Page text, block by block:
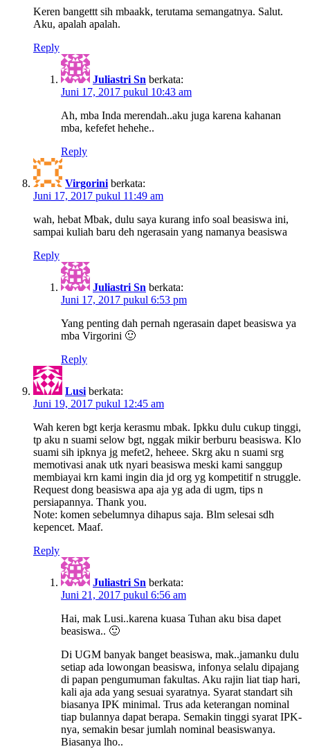
Keren bangettt sih mbaakk, terutama semangatnya. Salut.
Aku, apalah apalah.
Reply
Juliastri Sn berkata:
Juni 17, 2017 pukul 10:43 am
Ah, mba Inda merendah..aku juga karena kahanan
mba, kefefet hehehe..
Reply
Virgorini berkata:
Juni 17, 2017 pukul 11:49 am
wah, hebat Mbak, dulu saya kurang info soal beasiswa ini,
sampai kuliah baru deh ngerasain yang namanya beasiswa
Reply
Juliastri Sn berkata:
Juni 17, 2017 pukul 6:53 pm
Yang penting dah pernah ngerasain dapet beasiswa ya
mba Virgorini 🙂
Reply
Lusi berkata:
Juni 19, 2017 pukul 12:45 am
Wah keren bgt kerja kerasmu mbak. Ipkku dulu cukup tinggi,
tp aku n suami selow bgt, nggak mikir berburu beasiswa. Klo
suami sih ipknya jg mefet2, heheee. Skrg aku n suami srg
memotivasi anak utk nyari beasiswa meski kami sanggup
membiayai krn kami ingin dia jd org yg kompetitif n struggle.
Request dong beasiswa apa aja yg ada di ugm, tips n
persiapannya. Thank you.
Note: komen sebelumnya dihapus saja. Blm selesai sdh
kepencet. Maaf.
Reply
Juliastri Sn berkata:
Juni 21, 2017 pukul 6:56 am
Hai, mak Lusi..karena kuasa Tuhan aku bisa dapet
beasiswa.. 🙂
Di UGM banyak banget beasiswa, mak..jamanku dulu
setiap ada lowongan beasiswa, infonya selalu dipajang
di papan pengumuman fakultas. Aku rajin liat tiap hari,
kali aja ada yang sesuai syaratnya. Syarat standart sih
biasanya IPK minimal. Trus ada keterangan nominal
tiap bulannya dapat berapa. Semakin tinggi syarat IPK-
nya, semakin besar jumlah nominal beasiswanya.
Biasanya lho..